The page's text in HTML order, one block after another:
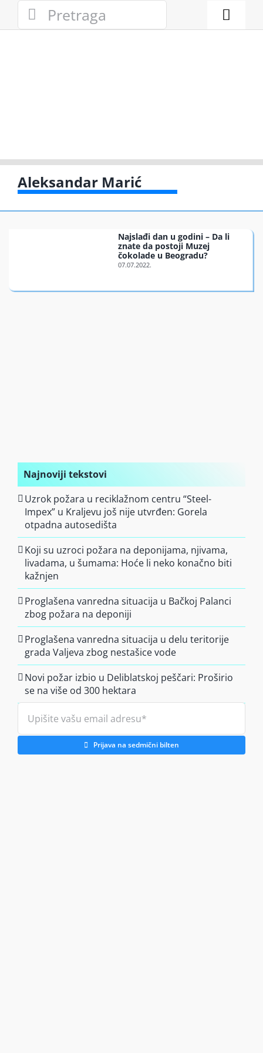
Search
for:
Toggle
Gde
Zelena
Aleksandar Marić
Najslađi dan u godini – Da li
znate da postoji Muzej
čokolade u Beogradu?
Najnoviji tekstovi
Uzrok požara u reciklažnom centru “Steel-
Impex” u Kraljevu još nije utvrđen: Gorela
otpadna autosedišta
Koji su uzroci požara na deponijama, njivama,
livadama, u šumama: Hoće li neko konačno biti
kažnjen
Proglašena vanredna situacija u Bačkoj Palanci
zbog požara na deponiji
Proglašena vanredna situacija u delu teritorije
grada Valjeva zbog nestašice vode
Novi požar izbio u Deliblatskoj peščari: Proširio
se na više od 300 hektara
Prijava na sedmični bilten